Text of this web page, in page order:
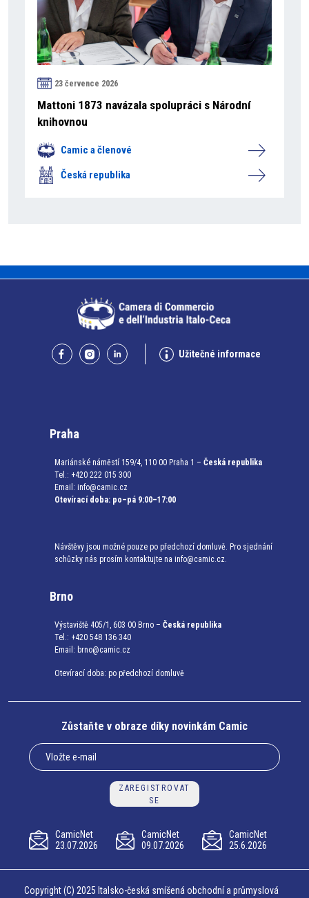
23 července 2026
Mattoni 1873 navázala spolupráci s Národní
knihovnou
Camic a členové
Česká republika
Užitečné informace
Praha
Mariánské náměstí 159/4, 110 00 Praha 1 – Česká republika
Tel.: +420 222 015 300
Email: info@camic.cz
Otevírací doba: po–pá 9:00–17:00
Návštěvy jsou možné pouze po předchozí domluvě. Pro sjednání
schůzky nás prosím kontaktujte na info@camic.cz.
Brno
Výstaviště 405/1, 603 00 Brno – Česká republika
Tel.: +420 548 136 340
Email: brno@camic.cz
Otevírací doba: po předchozí domluvě
Zůstaňte v obraze díky novinkám Camic
ZAREGISTROVAT
SE
CamicNet
23.07.2026
CamicNet
09.07.2026
CamicNet
25.6.2026
Copyright (C) 2025 Italsko-česká smíšená obchodní a průmyslová